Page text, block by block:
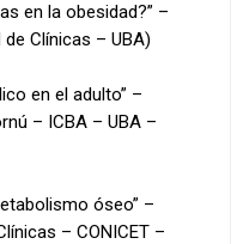
en la obesidad?” –
Clínicas – UBA)
en el adulto” –
– ICBA – UBA –
óseo” –
– CONICET –